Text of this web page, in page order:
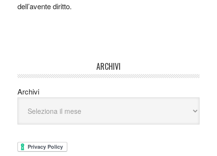
dell’avente diritto.
ARCHIVI
Archivi